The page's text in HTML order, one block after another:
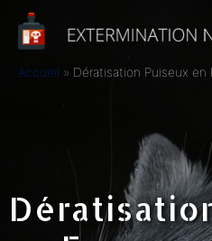
Accueil Dératisation Puiseux en